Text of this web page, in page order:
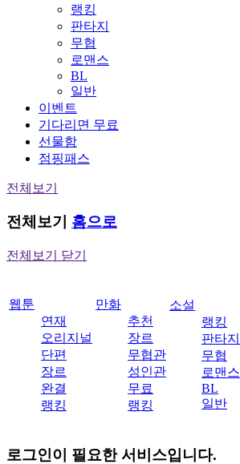
랭킹
판타지
무협
로맨스
BL
일반
이벤트
기다리면 무료
선물함
점핑패스
전체보기
전체보기 홈으로
전체보기 닫기
웹툰
연재
오리지널
단편
장르
완결
랭킹
만화
추천
장르
무협관
성인관
무료
랭킹
소설
랭킹
판타지
무협
로맨스
BL
일반
로그인이 필요한 서비스입니다.